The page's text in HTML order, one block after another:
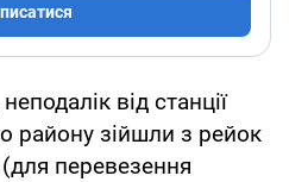
від станції
району зійшли з рейок
перевезення